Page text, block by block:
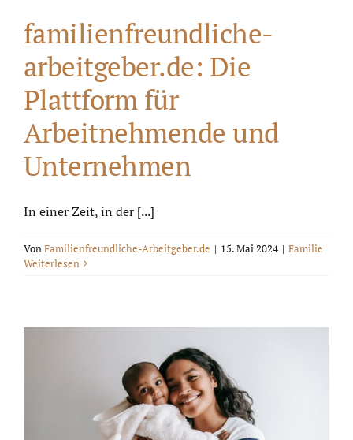
familienfreundliche-
arbeitgeber.de: Die
Plattform für
Arbeitnehmende und
Unternehmen
In einer Zeit, in der [...]
VonFamilienfreundliche-Arbeitgeber.de | 15. Mai 2024 | Familie
Weiterlesen